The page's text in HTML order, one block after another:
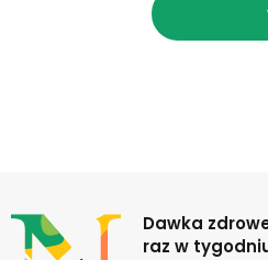
Dawka
raz w